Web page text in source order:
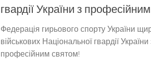
гвардії України з
Федерація гирьового спорту України
військових Національної гвардії України
професійним святом!